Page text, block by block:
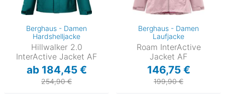
Berghaus - Damen
Hardshelljacke
Hillwalker 2.0
InterActive Jacket AF
ab 184,45 €
254,90 €
Berghaus - Damen
Laufjacke
Roam InterActive
Jacket AF
146,75 €
199,90 €